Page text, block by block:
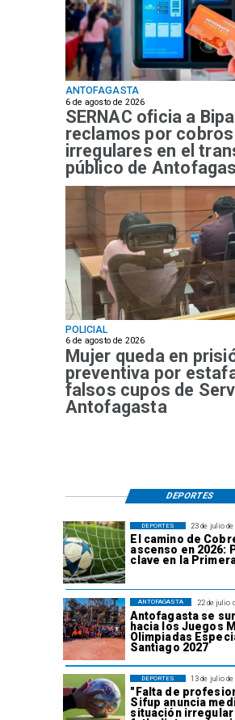
ANTOFAGASTA
6 de agosto de 2026
SERNAC oficia a
reclamos por cobros
irregulares en el
público de
POLICIAL
6 de agosto de 2026
Mujer queda en
preventiva por
falsos cupos de
Antofagasta
23 de julio
El camino de
ascenso en 2026:
clave en la
DEPORTES
22 de julio
Antofagasta se
hacia los Juegos
Olimpiadas
Santiago 2027
ANTOFAGASTA
13 de julio
"Falta de
Sifup anuncia
situación irregular
DEPORTES
DEPORTES